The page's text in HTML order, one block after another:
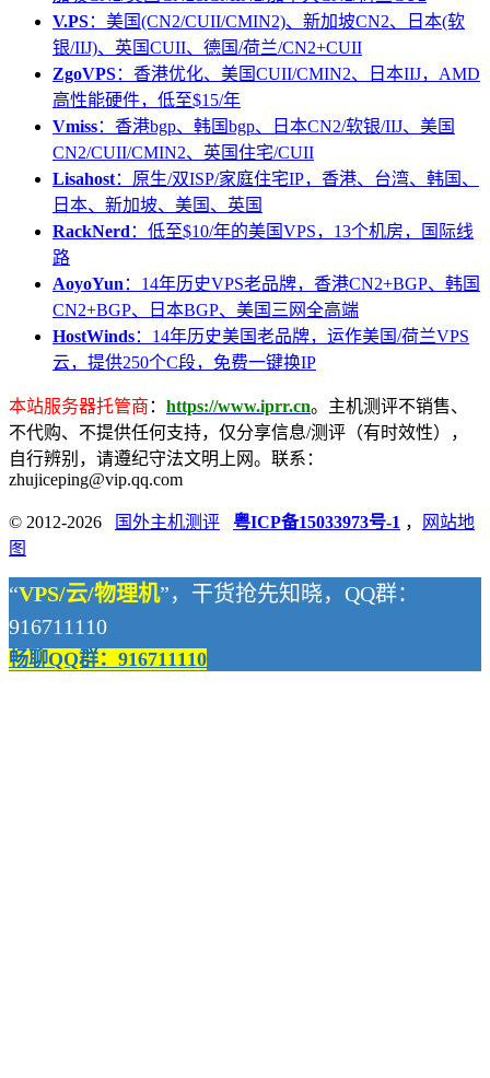
V.PS：美国(CN2/CUII/CMIN2)、新加坡CN2、日本(软
银/IIJ)、英国CUII、德国/荷兰/CN2+CUII
ZgoVPS：香港优化、美国CUII/CMIN2、日本IIJ，AMD
高性能硬件，低至$15/年
Vmiss：香港bgp、韩国bgp、日本CN2/软银/IIJ、美国
CN2/CUII/CMIN2、英国住宅/CUII
Lisahost：原生/双ISP/家庭住宅IP，香港、台湾、韩国、
日本、新加坡、美国、英国
RackNerd ：低至$10/年的美国VPS，13个机房，国际线
路
AoyoYun ：14年历史VPS老品牌，香港CN2+BGP、韩国
CN2+BGP、日本BGP、美国三网全高端
HostWinds：14年历史美国老品牌，运作美国/荷兰VPS
云，提供250个C段，免费一键换IP
本站服务器托管商 ： https://www.iprr.cn。主机测评不销售、
不代购、不提供任何支持，仅分享信息/测评（有时效性），
自行辨别，请遵纪守法文明上网。联系：
zhujiceping@vip.qq.com
© 2012-2026 国外主机测评 粤ICP备15033973号-1 ，
网站地
图
“VPS/云/物理机”，干货抢先知晓，QQ群：
916711110
畅聊QQ群：916711110